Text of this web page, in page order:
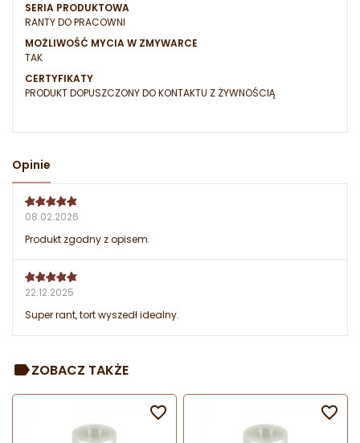
SERIA PRODUKTOWA
RANTY DO PRACOWNI
MOŻLIWOŚĆ MYCIA W ZMYWARCE
TAK
CERTYFIKATY
PRODUKT DOPUSZCZONY DO KONTAKTU Z ŻYWNOŚCIĄ
Opinie
08.02.2026
Produkt zgodny z opisem.
22.12.2025
Super rant, tort wyszedł idealny.
ZOBACZ TAKŻE
 